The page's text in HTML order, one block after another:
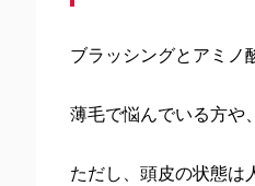
ブラッシングとアミノ
薄毛で悩んでいる方や
ただし、頭皮の状態は